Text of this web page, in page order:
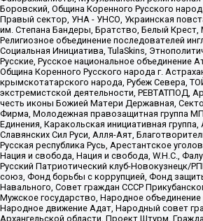
Боровский, Община Коренного Русского
Правый сектор, УНА - УНСО, Украинская
им. Степана Бандеры, Братство, Белый Крест,
Религиозное объединение последователей
Социальная Инициатива, TulaSkins,
Русские, Русское национальное объединение
Община Коренного Русского народа г.
крымскотатарского народа, Рубеж Севера,
экстремистской деятельности, РЕВТАТПОД,
честь иконы Божией Матери Державная,
Фирма, Молодежная правозащитная группа
Единения, Каракольская инициативная
Славянских Сил Руси, Алля-Аят,
Русская республика Русь, Арестантское
Нация и свобода, Нация и свобода, W.H.С.,
Русский Патриотический клуб-Новокузнецк/
союз, Фонд борьбы с коррупцией, Фонд
Навального, Совет граждан СССР
Мужское государство, Народное объединение
Народное движение Адат, Народный совет
Архангельской области, Проект Штурм,